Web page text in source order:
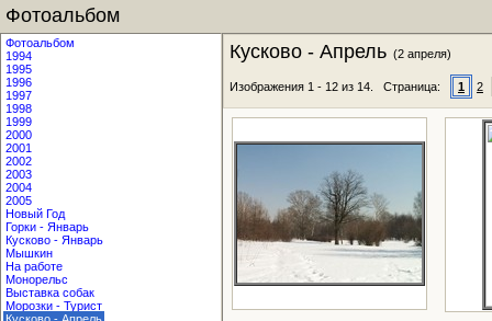
Фотоальбом
Фотоальбом
1994
1995
1996
1997
1998
1999
2000
2001
2002
2003
2004
2005
Новый Год
Горки - Январь
Кусково - Январь
Мышкин
На работе
Монорельс
Выставка собак
Морозки - Турист
Кусково - Апрель (2 апреля)
Изображения 1 - 12 из 14. Страница: 1 2